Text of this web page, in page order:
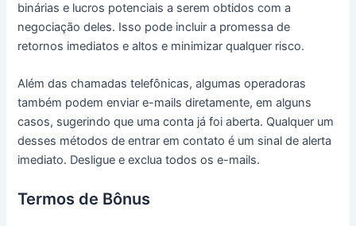
binárias e lucros potenciais a serem obtidos com a
negociação deles. Isso pode incluir a promessa de
retornos imediatos e altos e minimizar qualquer risco.
Além das chamadas telefônicas, algumas operadoras
também podem enviar e-mails diretamente, em alguns
casos, sugerindo que uma conta já foi aberta. Qualquer um
desses métodos de entrar em contato é um sinal de alerta
imediato. Desligue e exclua todos os e-mails.
Termos de Bônus